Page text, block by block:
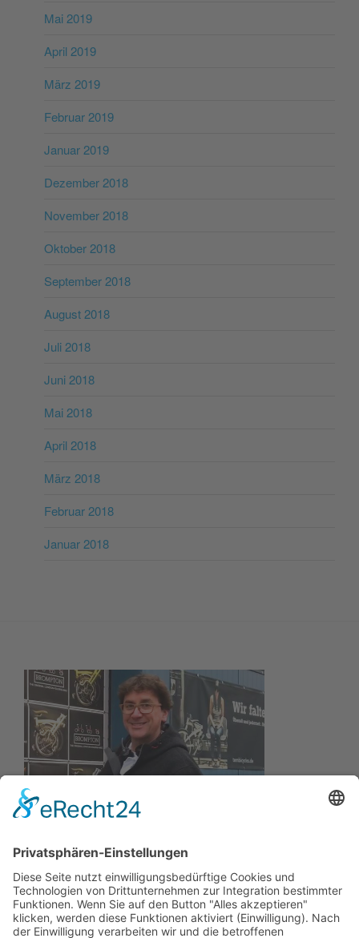
Mai 2019
April 2019
März 2019
Februar 2019
Januar 2019
Dezember 2018
November 2018
Oktober 2018
September 2018
August 2018
Juli 2018
Juni 2018
Mai 2018
April 2018
März 2018
Februar 2018
Januar 2018
Wir wollen Ihr persönlicher Online Marine Spezialist sein,
der sich auf die Fahne geschrieben hat, der zuverlässigste